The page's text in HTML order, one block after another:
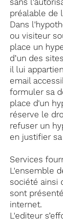
sans
préalable de
Dans
ou visiteur
place un
d’un des
il lui
email
formuler sa
place d'un
réserve le
refuser un
en justifier
Services
L'ensemble
société ainsi
sont
internet.
L'editeur